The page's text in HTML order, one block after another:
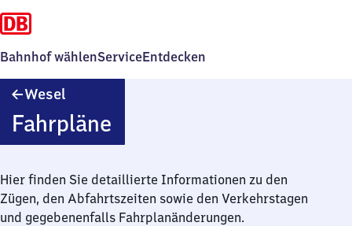
Bahnhof wählenServiceEntdecken
Wesel
Fahrpläne
Hier finden Sie detaillierte Informationen zu den
Zügen, den Abfahrtszeiten sowie den Verkehrstagen
und gegebenenfalls Fahrplanänderungen.